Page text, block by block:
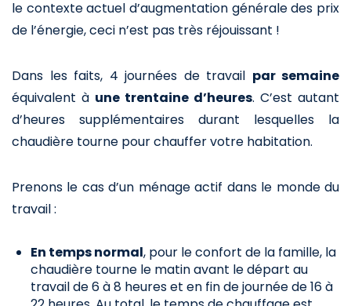
le contexte actuel d’augmentation générale des prix
de l’énergie, ceci n’est pas très réjouissant !
Dans les faits, 4 journées de travail par semaine
équivalent à une trentaine d’heures. C’est autant
d’heures supplémentaires durant lesquelles la
chaudière tourne pour chauffer votre habitation.
Prenons le cas d’un ménage actif dans le monde du
travail :
En temps normal, pour le confort de la famille, la
chaudière tourne le matin avant le départ au
travail de 6 à 8 heures et en fin de journée de 16 à